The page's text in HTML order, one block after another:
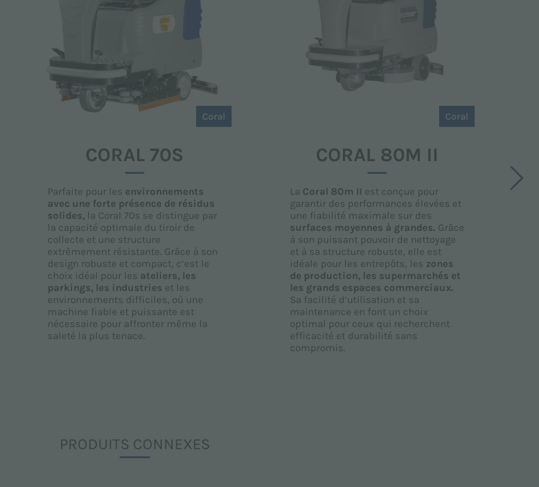
Coral
CORAL 70S
Parfaite pour les environnements
avec une forte présence de résidus
solides,la Coral 70s se distingue par
la capacité optimale du tiroir de
collecte et une structure
extrêmement résistante. Grâce à son
design robuste et compact, c’est le
choix idéal pour les ateliers, les
parkings, les industries et les
environnements difficiles, où une
machine fiable et puissante est
nécessaire pour affronter même la
saleté la plus tenace.
Coral
CORAL 80M II
La Coral 80m II est conçue pour
garantir des performances élevées et
une fiabilité maximale sur des
surfaces moyennes à grandes. Grâce
à son puissant pouvoir de nettoyage
et à sa structure robuste, elle est
idéale pour les entrepôts, les zones
de production, les supermarchés et
les grands espaces commerciaux.
Sa facilité d’utilisation et sa
maintenance en font un choix
optimal pour ceux qui recherchent
efficacité et durabilité sans
compromis.
PRODUITS CONNEXES